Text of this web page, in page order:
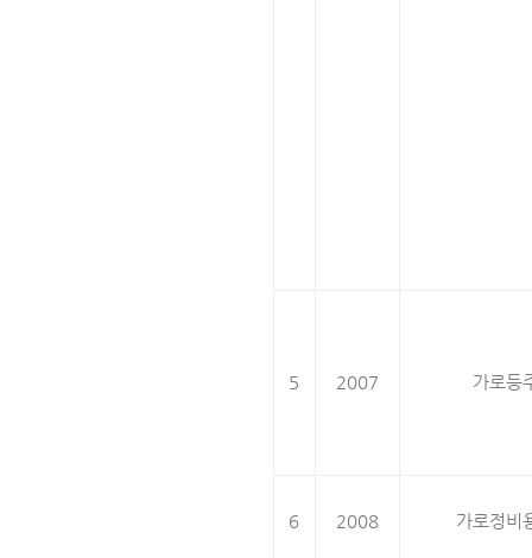
5 2007 가로등
6 2008 가로정비